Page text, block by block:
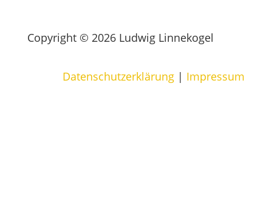
Copyright © 2026 Ludwig Linnekogel
Datenschutzerklärung | Impressum